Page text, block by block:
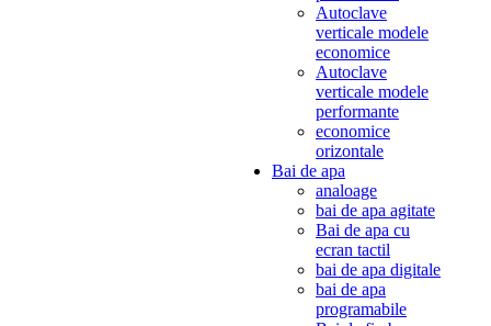
Autoclave
verticale modele
economice
Autoclave
verticale modele
performante
economice
orizontale
Bai de apa
analoage
bai de apa agitate
Bai de apa cu
ecran tactil
bai de apa digitale
bai de apa
programabile